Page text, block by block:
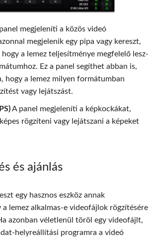
megjeleníti a közös videó
megjelenik egy pipa vagy kereszt,
a lemez teljesítménye megfelelő lesz-
Ez a panel segíthet abban is,
hogy a lemez milyen formátumban
vagy lejátszást.
A panel megjeleníti a képkockákat,
rögzíteni vagy lejátszani a képeket
és ajánlás
egy hasznos eszköz annak
a lemez alkalmas-e videofájlok rögzítésére
azonban véletlenül töröl egy videofájlt,
helyreállítási programra a videó